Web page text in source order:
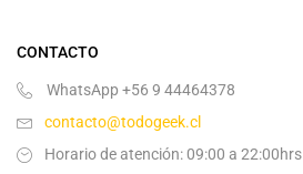
CONTACTO
WhatsApp +56 9 44464378
contacto@todogeek.cl
Horario de atención: 09:00 a 22:00hrs